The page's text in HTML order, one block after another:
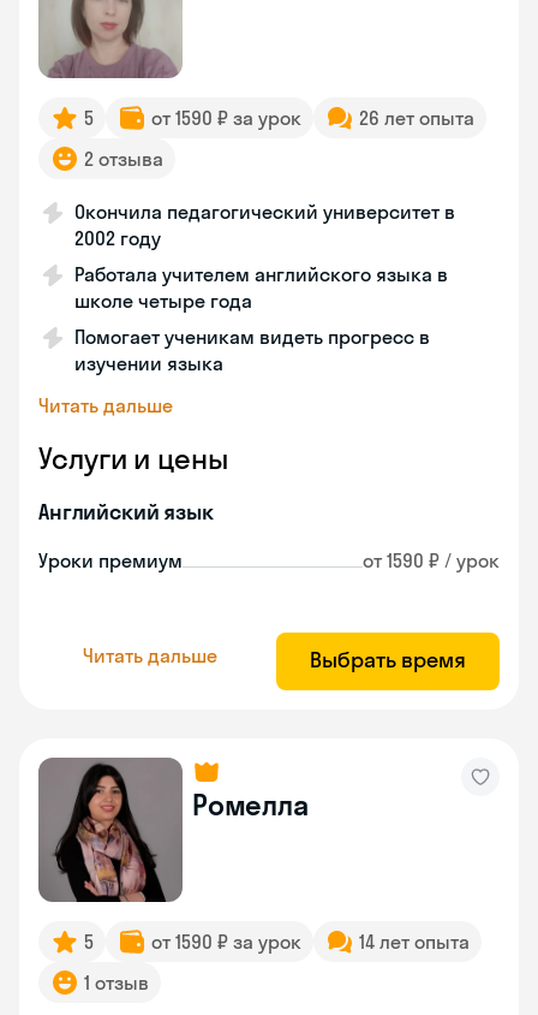
5 от 1590 ₽ за урок
26 лет опыта
2 отзыва
Окончила педагогический университет в
2002 году
Работала учителем английского языка в
школе четыре года
Помогает ученикам видеть прогресс в
изучении языка
Читать дальше
Услуги и цены
Английский язык
Уроки премиум от 1590 ₽ / урок
Читать дальше Выбрать время
Ромелла
5 от 1590 ₽ за урок
14 лет опыта
1 отзыв